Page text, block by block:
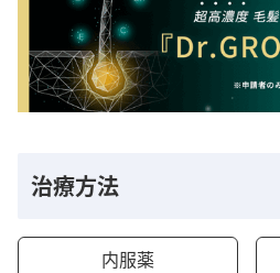
治療方法
内服薬